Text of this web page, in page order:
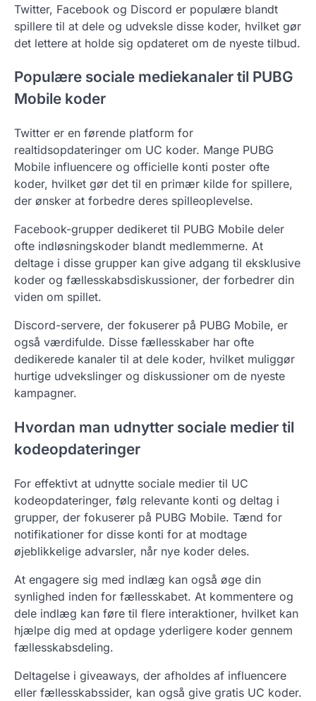
Twitter, Facebook og Discord er populære blandt
spillere til at dele og udveksle disse koder, hvilket gør
det lettere at holde sig opdateret om de nyeste tilbud.
Populære sociale mediekanaler til PUBG
Mobile koder
Twitter er en førende platform for
realtidsopdateringer om UC koder. Mange PUBG
Mobile influencere og officielle konti poster ofte
koder, hvilket gør det til en primær kilde for spillere,
der ønsker at forbedre deres spilleoplevelse.
Facebook-grupper dedikeret til PUBG Mobile deler
ofte indløsningskoder blandt medlemmerne. At
deltage i disse grupper kan give adgang til eksklusive
koder og fællesskabsdiskussioner, der forbedrer din
viden om spillet.
Discord-servere, der fokuserer på PUBG Mobile, er
også værdifulde. Disse fællesskaber har ofte
dedikerede kanaler til at dele koder, hvilket muliggør
hurtige udvekslinger og diskussioner om de nyeste
kampagner.
Hvordan man udnytter sociale medier til
kodeopdateringer
For effektivt at udnytte sociale medier til UC
kodeopdateringer, følg relevante konti og deltag i
grupper, der fokuserer på PUBG Mobile. Tænd for
notifikationer for disse konti for at modtage
øjeblikkelige advarsler, når nye koder deles.
At engagere sig med indlæg kan også øge din
synlighed inden for fællesskabet. At kommentere og
dele indlæg kan føre til flere interaktioner, hvilket kan
hjælpe dig med at opdage yderligere koder gennem
fællesskabsdeling.
Deltagelse i giveaways, der afholdes af influencere
eller fællesskabssider, kan også give gratis UC koder.